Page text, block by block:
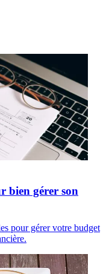
bien gérer son
pour gérer votre budget